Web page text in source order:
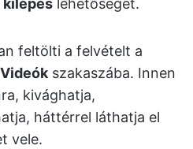
kilépés lehetőséget.
feltölti a felvételt a
szakaszába. Innen
kivághatja,
háttérrel láthatja el
vele.